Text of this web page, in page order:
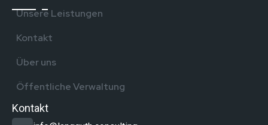
Unsere Leistungen
Kontakt
Über uns
Öffentliche Verwaltung
Kontakt